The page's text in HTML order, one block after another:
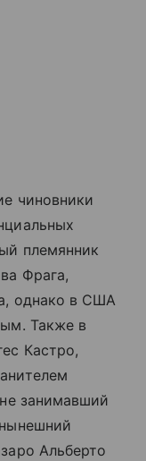
чиновники
племянник
Фрага,
однако в США
Также в
Кастро,
занимавший
Альберто